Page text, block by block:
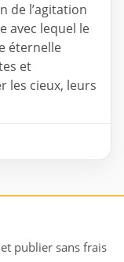
de l’agitation
avec lequel le
éternelle
et
les cieux, leurs
publier sans frais